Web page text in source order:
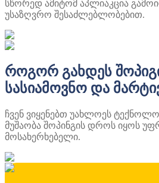
სწორედ ამიტომ აპლიაკცია
უსაზღვრო შესაძლებლობებით.
როგორ გახდეს
სასიამოვნო და
ჩვენ ვიყენებთ უახლოეს
მუშაობა შოპინგის დროს იყოს
მოსახერხებელი.